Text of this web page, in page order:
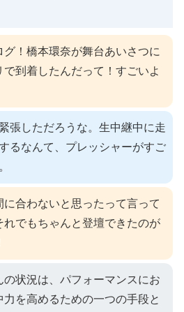
グ！橋本環奈が舞台あいさつに
で到着したんだって！すごいよ
張しただろうな。生中継中に走
るなんて、プレッシャーがすご
に合わないと思ったって言って
れでもちゃんと登壇できたのが
の状況は、パフォーマンスにお
力を高めるための一つの手段と